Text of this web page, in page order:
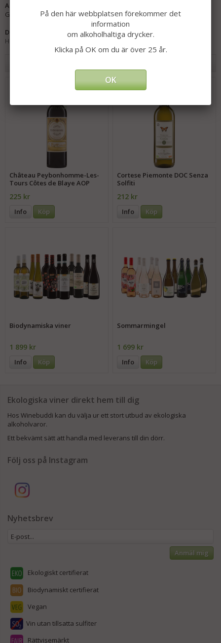
Artikelnummer:
GR-10010
Direktlänk:
Högerklicka och kopiera adressen
Château Peybonhomme-Les-
Tours Côtes de Blaye AOP
225 kr
Info Köp
Cortese Piemonte DOC Senza
Solfiti
212 kr
Info Köp
Biodynamiska viner
1 899 kr
Info Köp
Sommarmingel
1 699 kr
Info Köp
Ekologiska viner direkt hem till dig
Hos Winebuddi kan du välja ur ett stort utbud av ekologiska
alkoholvaror.
Ett bekvämt sätt att handla med leverans till din dörr.
Följ oss på Instagram
Nyhetsbrev
Anmäl mig
Ekologiskt certifierat
Biodynamiskt certifierat
Vegan
Vin utan tillsatta sulfiter
Rättvisemärkt
På den här webbplatsen förekommer det
information
om alkoholhaltiga drycker.
Klicka på OK om du är över 25 år.
OK